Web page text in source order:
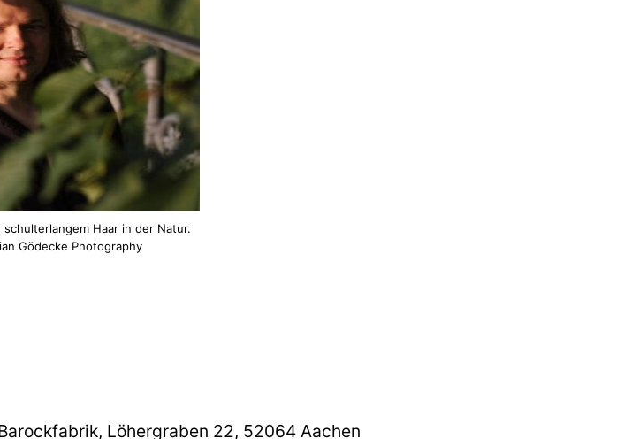
Haar in der Natur.
Gödecke Photography
Löhergraben 22, 52064 Aachen